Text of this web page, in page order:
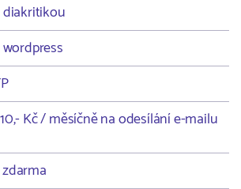
diakritikou
Kč / měsíčně na odesílání e-mailu